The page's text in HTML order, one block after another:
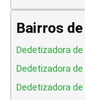
Bairros
Dedetizadora
Dedetizadora
Dedetizadora